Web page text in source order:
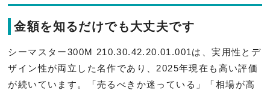
金額を知るだけでも大丈夫です
シーマスター300M 210.30.42.20.01.001は、実用性とデ
ザイン性が両立した名作であり、2025年現在も高い評価
が続いています。「売るべきか迷っている」「相場が高